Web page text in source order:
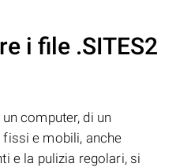
i file .SITES2
computer, di un
e mobili, anche
e la pulizia regolari, si